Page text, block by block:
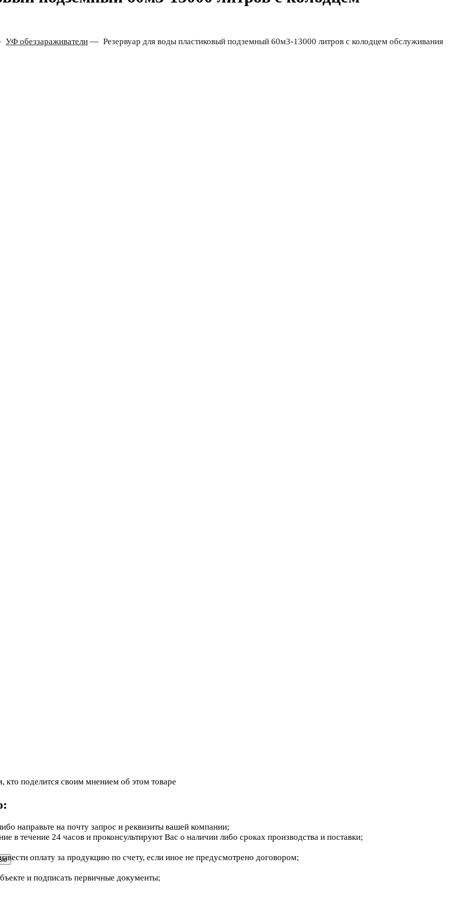
УФ обеззараживатели— Резервуар для воды пластиковый подземный 60м3-13000 литров с колодцем обслуживания
поделится своим мнением об этом товаре
направьте на почту запрос и реквизиты вашей компании;
в течение 24 часов и проконсультируют Вас о наличии либо сроках производства и поставки;
оплату за продукцию по счету, если иное не предусмотрено договором;
и подписать первичные документы;